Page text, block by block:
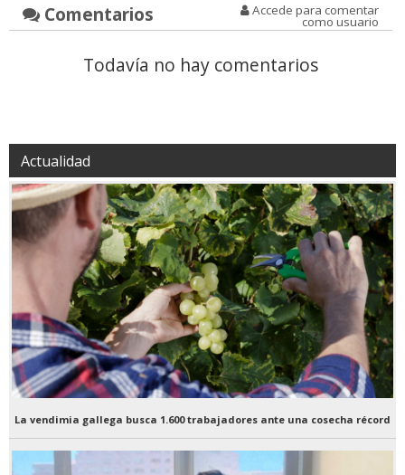
Comentarios Accede para comentar
como usuario
Todavía no hay comentarios
Actualidad
La vendimia gallega busca 1.600 trabajadores ante una cosecha récord